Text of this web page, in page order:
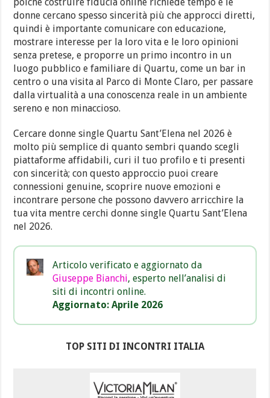
donne cercano spesso sincerità più che approcci diretti,
quindi è importante comunicare con educazione,
mostrare interesse per la loro vita e le loro opinioni
senza pretese, e proporre un primo incontro in un
luogo pubblico e familiare di Quartu, come un bar in
centro o una visita al Parco di Monte Claro, per passare
dalla virtualità a una conoscenza reale in un ambiente
sereno e non minaccioso.
Cercare donne single Quartu Sant’Elena nel 2026 è
molto più semplice di quanto sembri quando scegli
piattaforme affidabili, curi il tuo profilo e ti presenti
con sincerità; con questo approccio puoi creare
connessioni genuine, scoprire nuove emozioni e
incontrare persone che possono davvero arricchire la
tua vita mentre cerchi donne single Quartu Sant’Elena
nel 2026.
Articolo verificato e aggiornato da
Giuseppe Bianchi, esperto nell’analisi di
siti di incontri online.
Aggiornato: Aprile 2026
TOP SITI DI INCONTRI ITALIA